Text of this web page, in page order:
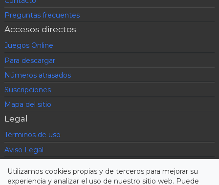
Preguntas frecuentes
Accesos directos
Juegos Online
Para descargar
Números atrasados
Suscripciones
Mapa del sitio
Legal
Términos de uso
Aviso Legal
Condiciones contratación
Utilizamos cookies propias y de terceros para mejorar su
experiencia y analizar el uso de nuestro sitio web. Puede